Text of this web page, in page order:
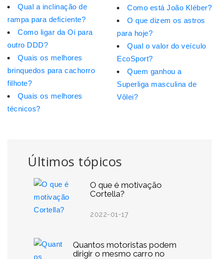
Últimos tópicos
O que é motivação
Cortella?
2022-01-17
Quantos motoristas podem
dirigir o mesmo carro no
Qual a inclinação de
rampa para deficiente?
Como ligar da Oi para
outro DDD?
Quais os melhores
brinquedos para cachorro
filhote?
Quais os melhores
técnicos?
Como está João Kléber?
O que dizem os astros
para hoje?
Qual o valor do veículo
EcoSport?
Quem ganhou a
Superliga masculina de
Vôlei?